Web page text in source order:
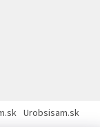
Urobsisam.sk